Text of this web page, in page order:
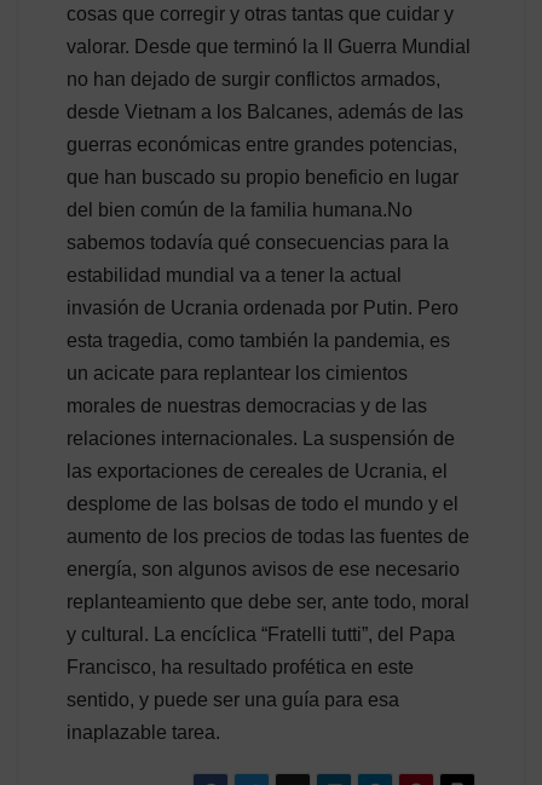
cosas que corregir y otras tantas que cuidar y
valorar. Desde que terminó la II Guerra Mundial
no han dejado de surgir conflictos armados,
desde Vietnam a los Balcanes, además de las
guerras económicas entre grandes potencias,
que han buscado su propio beneficio en lugar
del bien común de la familia humana.No
sabemos todavía qué consecuencias para la
estabilidad mundial va a tener la actual
invasión de Ucrania ordenada por Putin. Pero
esta tragedia, como también la pandemia, es
un acicate para replantear los cimientos
morales de nuestras democracias y de las
relaciones internacionales. La suspensión de
las exportaciones de cereales de Ucrania, el
desplome de las bolsas de todo el mundo y el
aumento de los precios de todas las fuentes de
energía, son algunos avisos de ese necesario
replanteamiento que debe ser, ante todo, moral
y cultural. La encíclica “Fratelli tutti”, del Papa
Francisco, ha resultado profética en este
sentido, y puede ser una guía para esa
inaplazable tarea.